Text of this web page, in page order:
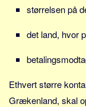
Redigering
Tekstannoncer
størrelsen på
det land, hvor
Ethvert større
Grækenland, skal